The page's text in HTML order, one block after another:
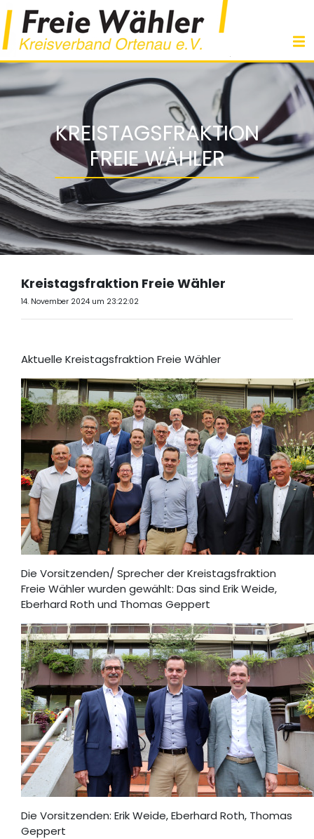
KREISTAGSFRAKTION
FREIE WÄHLER
Kreistagsfraktion Freie Wähler
14. November 2024 um 23:22:02
Aktuelle Kreistagsfraktion Freie Wähler
Die Vorsitzenden/ Sprecher der Kreistagsfraktion
Freie Wähler wurden gewählt: Das sind Erik Weide,
Eberhard Roth und Thomas Geppert
Die Vorsitzenden: Erik Weide, Eberhard Roth, Thomas
Geppert